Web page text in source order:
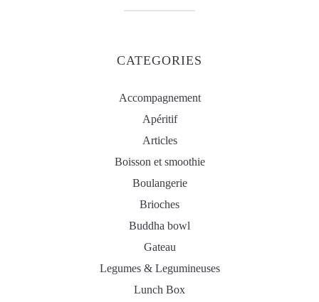
CATEGORIES
Accompagnement
Apéritif
Articles
Boisson et smoothie
Boulangerie
Brioches
Buddha bowl
Gateau
Legumes & Legumineuses
Lunch Box